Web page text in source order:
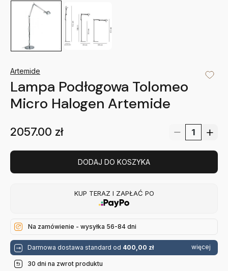
Artemide
Lampa Podłogowa Tolomeo
Micro Halogen Artemide
2057.00 zł
DODAJ DO KOSZYKA
KUP TERAZ I ZAPŁAĆ PO
Na zamówienie - wysyłka 56-84 dni
Darmowa dostawa standard od 400,00 zł więcej
30 dni na zwrot produktu